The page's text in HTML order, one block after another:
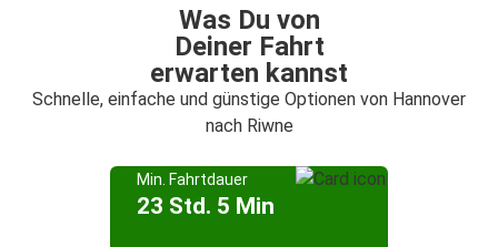
Was Du von
Deiner Fahrt
erwarten kannst
Schnelle, einfache und günstige Optionen von Hannover
nach Riwne
Min. Fahrtdauer
23 Std. 5 Min